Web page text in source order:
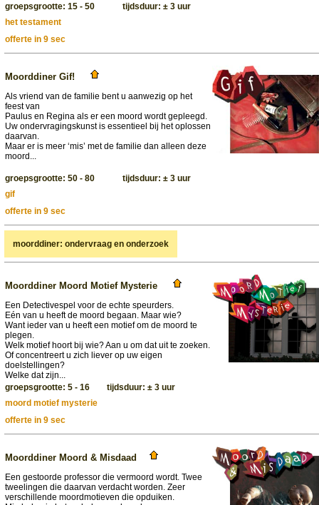
groepsgrootte: 15 - 50 tijdsduur: ± 3 uur
het testament
offerte in 9 sec
Moorddiner Gif!
Als vriend van de familie bent u aanwezig op het
feest van
Paulus en Regina als er een moord wordt gepleegd.
Uw ondervragingskunst is essentieel bij het oplossen
daarvan.
Maar er is meer ‘mis’ met de familie dan alleen deze
moord...
groepsgrootte: 50 - 80 tijdsduur: ± 3 uur
gif
offerte in 9 sec
moorddiner: ondervraag en onderzoek
Moorddiner Moord Motief Mysterie
Een Detectivespel voor de echte speurders.
Eén van u heeft de moord begaan. Maar wie?
Want ieder van u heeft een motief om de moord te
plegen.
Welk motief hoort bij wie? Aan u om dat uit te zoeken.
Of concentreert u zich liever op uw eigen
doelstellingen?
Welke dat zijn...
groepsgrootte: 5 - 16 tijdsduur: ± 3 uur
moord motief mysterie
offerte in 9 sec
Moorddiner Moord & Misdaad
Een gestoorde professor die vermoord wordt. Twee
tweelingen die daarvan verdacht worden. Zeer
verschillende moordmotieven die opduiken.